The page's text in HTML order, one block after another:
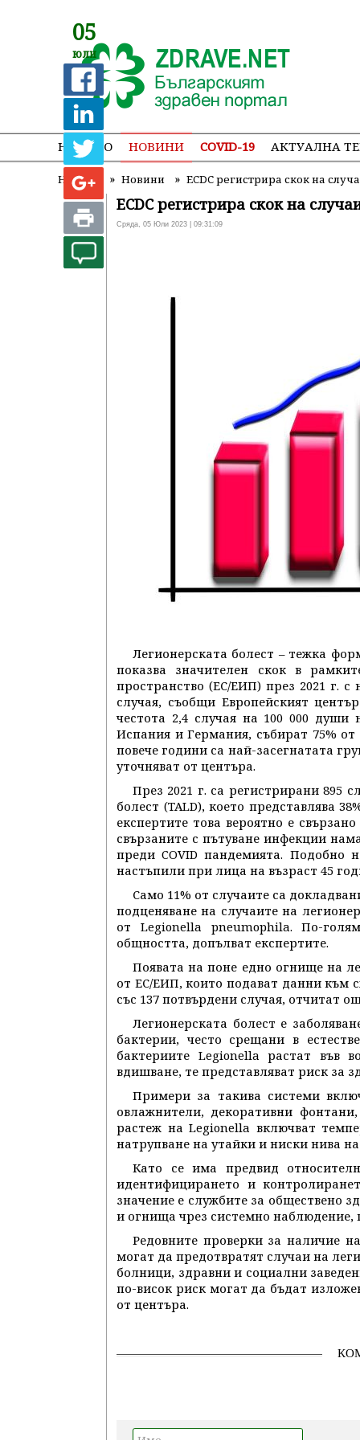
НАЧАЛО НОВИНИ COVID-19 АКТУАЛНА
Начало » Новини » ECDC регистрира скок на
05
юли
ECDC регистрира скок на
Сряда, 05 Юли 2023 | 09:31:09
Легионерската болест – тежка
показва значителен скок в
пространство (ЕС/ЕИП) през 2021 г.
случая, съобщи Европейският
честота 2,4 случая на 100 000
Испания и Германия, събират 75%
повече години са най-засегнатата
уточняват от центъра.
През 2021 г. са регистрирани 895
болест (TALD), което представлява
експертите това вероятно е
свързаните с пътуване инфекции
преди COVID пандемията. Подобно
настъпили при лица на възраст 45
Само 11% от случаите са
подценяване на случаите на
от Legionella pneumophila. По-
общността, допълват експертите.
Появата на поне едно огнище на
от ЕС/ЕИП, които подават данни към
със 137 потвърдени случая, отчитат
Легионерската болест е
бактерии, често срещани в
бактериите Legionella растат във
вдишване, те представляват риск за
Примери за такива системи
овлажнители, декоративни
растеж на Legionella включват
натрупване на утайки и ниски нива
Като се има предвид
идентифицирането и
значение е службите за обществено
и огнища чрез системно наблюдение,
Редовните проверки за наличие
могат да предотвратят случаи на
болници, здравни и социални
по-висок риск могат да бъдат
от центъра.